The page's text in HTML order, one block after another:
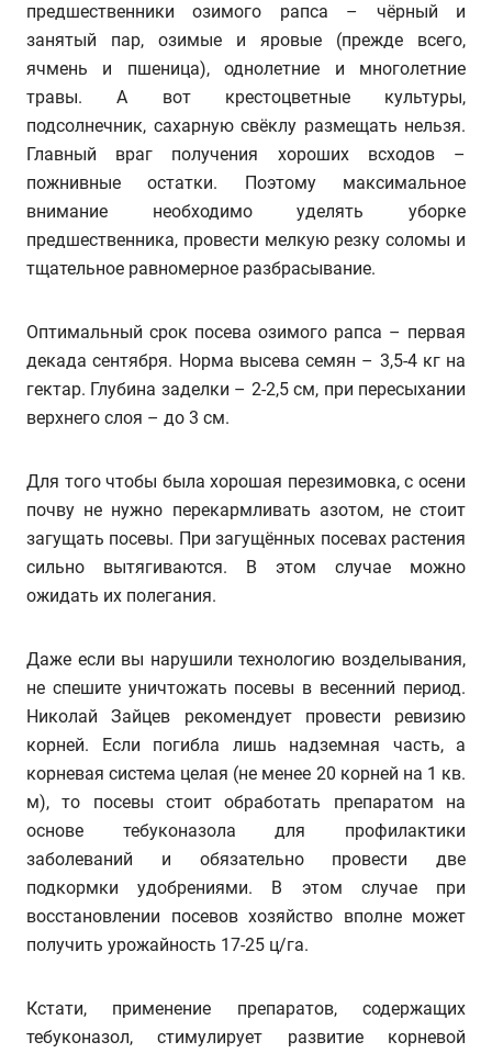
предшественники озимого рапса – чёрный и
занятый пар, озимые и яровые (прежде всего,
ячмень и пшеница), однолетние и многолетние
травы. А вот крестоцветные культуры,
подсолнечник, сахарную свёклу размещать нельзя.
Главный враг получения хороших всходов –
пожнивные остатки. Поэтому максимальное
внимание необходимо уделять уборке
предшественника, провести мелкую резку соломы и
тщательное равномерное разбрасывание.
Оптимальный срок посева озимого рапса – первая
декада сентября. Норма высева семян – 3,5-4 кг на
гектар. Глубина заделки – 2-2,5 см, при пересыхании
верхнего слоя – до 3 см.
Для того чтобы была хорошая перезимовка, с осени
почву не нужно перекармливать азотом, не стоит
загущать посевы. При загущённых посевах растения
сильно вытягиваются. В этом случае можно
ожидать их полегания.
Даже если вы нарушили технологию возделывания,
не спешите уничтожать посевы в весенний период.
Николай Зайцев рекомендует провести ревизию
корней. Если погибла лишь надземная часть, а
корневая система целая (не менее 20 корней на 1 кв.
м), то посевы стоит обработать препаратом на
основе тебуконазола для профилактики
заболеваний и обязательно провести две
подкормки удобрениями. В этом случае при
восстановлении посевов хозяйство вполне может
получить урожайность 17-25 ц/га.
Кстати, применение препаратов, содержащих
тебуконазол, стимулирует развитие корневой